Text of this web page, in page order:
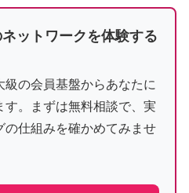
ットワークを体験する
の会員基盤からあなたに
す。まずは無料相談で、実
の仕組みを確かめてみませ